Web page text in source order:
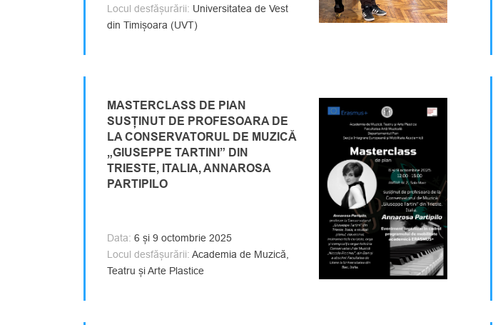
Locul desfășurării: Universitatea de Vest
din Timișoara (UVT)
MASTERCLASS DE PIAN
SUSȚINUT DE PROFESOARA DE
LA CONSERVATORUL DE MUZICĂ
„GIUSEPPE TARTINI” DIN
TRIESTE, ITALIA, ANNAROSA
PARTIPILO
Data: 6 și 9 octombrie 2025
Locul desfășurării: Academia de Muzică,
Teatru și Arte Plastice